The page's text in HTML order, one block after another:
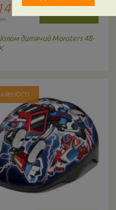
грн
дитячий Monsters 48-